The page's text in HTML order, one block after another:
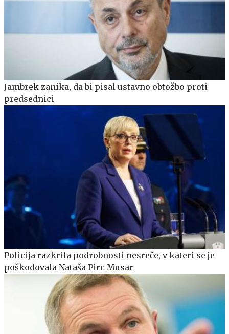
Jambrek zanika, da bi pisal ustavno obtožbo proti
predsednici
Policija razkrila podrobnosti nesreče, v kateri se je
poškodovala Nataša Pirc Musar